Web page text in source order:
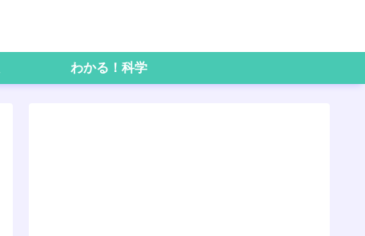
わかる！科学